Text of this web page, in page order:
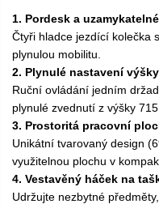
1. Pordesk a
Čtyři hladce jezdící kolečka
plynulou mobilitu.
2. Plynulé nastavení
Ruční ovládání jedním
plynulé zvednutí z výšky 715
3. Prostoritá pracovní
Unikátní tvarovaný design
využitelnou plochu v
4. Vestavěný háček na
Udržujte nezbytné